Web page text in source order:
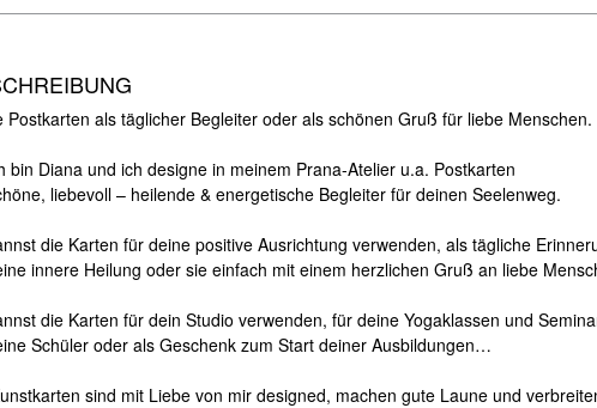
Postkarten als täglicher Begleiter oder als schönen Gruß für liebe Menschen.
bin Diana und ich designe in meinem Prana-Atelier u.a. Postkarten
liebevoll – heilende & energetische Begleiter für deinen Seelenweg.
die Karten für deine positive Ausrichtung verwenden, als tägliche
innere Heilung oder sie einfach mit einem herzlichen Gruß an liebe
die Karten für dein Studio verwenden, für deine Yogaklassen und
Schüler oder als Geschenk zum Start deiner Ausbildungen…
sind mit Liebe von mir designed, machen gute Laune und